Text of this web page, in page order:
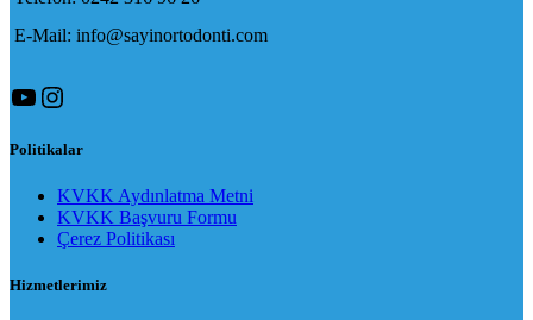
E-Mail: info@sayinortodonti.com
YouTube
Instagram
Politikalar
KVKK Aydınlatma Metni
KVKK Başvuru Formu
Çerez Politikası
Hizmetlerimiz